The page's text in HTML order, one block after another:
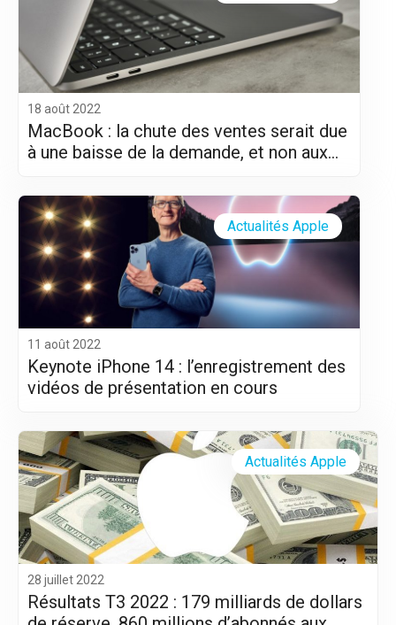
18 août 2022
MacBook : la chute des ventes serait due
à une baisse de la demande, et non aux
11 août 2022
Keynote iPhone 14 : l’enregistrement des
vidéos de présentation en cours
Actualités Apple
28 juillet 2022
Résultats T3 2022 : 179 milliards de dollars
Actualités Apple